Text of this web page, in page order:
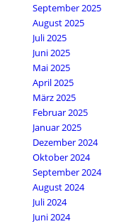
September 2025
August 2025
Juli 2025
Juni 2025
Mai 2025
April 2025
März 2025
Februar 2025
Januar 2025
Dezember 2024
Oktober 2024
September 2024
August 2024
Juli 2024
Juni 2024